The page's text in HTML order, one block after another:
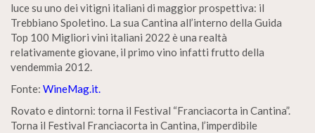
luce su uno dei vitigni italiani di maggior prospettiva: il
Trebbiano Spoletino. La sua Cantina all’interno della Guida
Top 100 Migliori vini italiani 2022 è una realtà
relativamente giovane, il primo vino infatti frutto della
vendemmia 2012.
Fonte: WineMag.it.
Rovato e dintorni: torna il Festival “Franciacorta in Cantina”.
Torna il Festival Franciacorta in Cantina, l’imperdibile